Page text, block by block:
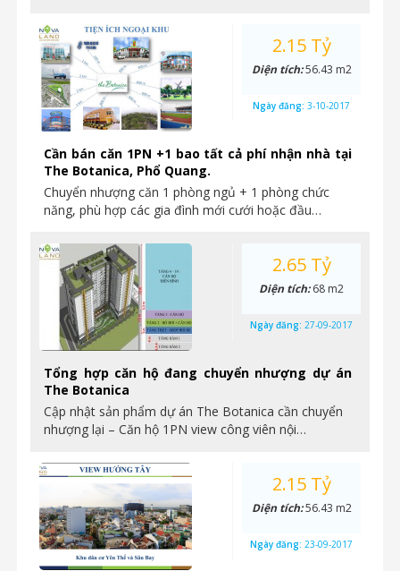
Cần bán căn 1PN +1 bao tất cả phí nhận nhà tại
The Botanica, Phổ Quang.
Chuyển nhượng căn 1 phòng ngủ + 1 phòng chức
năng, phù hợp các gia đình mới cưới hoặc đầu…
2.15 Tỷ
Diện tích:56.43 m2
Ngày đăng: 3-10-2017
Tổng hợp căn hộ đang chuyển nhượng dự án
The Botanica
Cập nhật sản phẩm dự án The Botanica cần chuyển
nhượng lại – Căn hộ 1PN view công viên nội…
2.65 Tỷ
Diện tích:68 m2
Ngày đăng: 27-09-2017
2.15 Tỷ
Diện tích:56.43 m2
Ngày đăng: 23-09-2017